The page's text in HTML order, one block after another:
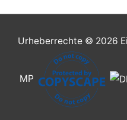
Urheberrechte © 2026
MP